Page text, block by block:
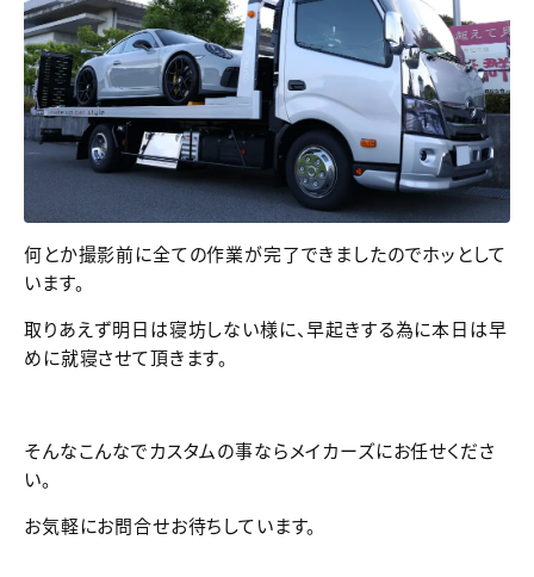
何とか撮影前に全ての作業が完了できましたのでホッとして
います。
取りあえず明日は寝坊しない様に、早起きする為に本日は早
めに就寝させて頂きます。
そんなこんなでカスタムの事ならメイカーズにお任せくださ
い。
お気軽にお問合せお待ちしています。